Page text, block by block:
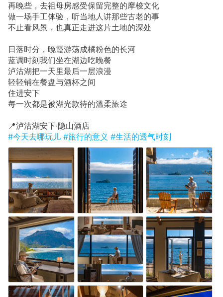
再晚些，去祖母房感受保留完整的摩梭文化
做一场手工体验，听当地人讲那些古老的事
不止看风景，也真正走进这片土地的深处
日落时分，晚霞游荡成橘粉色的长河
蓝调时刻我们坐在湖边吃晚餐
泸沽湖把一天里最后一层浪漫
轻轻铺在餐盘与酒杯之间
住进安下
每一次都是被湖光款待的溫柔旅途
📍泸沽湖安下·隐山酒店
#今天去哪玩儿 #旅行的意义 #生活的透气时刻